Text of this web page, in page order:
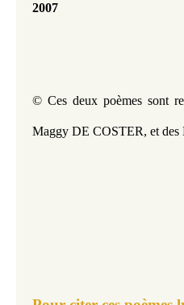
2007
© Ces deux poèmes sont
Maggy DE COSTER, et des